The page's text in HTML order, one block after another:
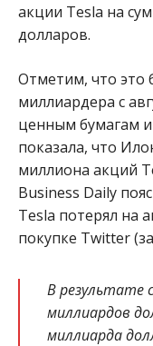
акции Tesla на
долларов.
Отметим, что это
миллиардера с
ценным бумагам
показала, что
миллиона акций
Business Daily
Tesla потерял на
покупке Twitter
В результате
миллиардов
миллиарда